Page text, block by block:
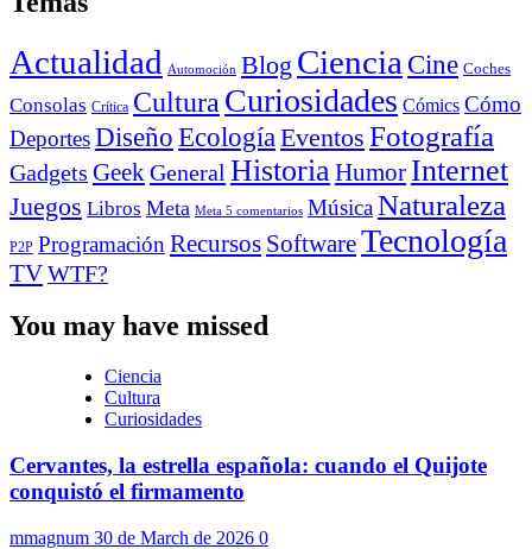
Actualidad Automoción Blog Ciencia Cine Coches
Consolas Crítica Cultura Curiosidades Cómics Cómo
Deportes Diseño Ecología Eventos Fotografía
Gadgets Geek General Historia Humor Internet
Juegos Libros Meta Meta 5 comentarios MúsicaNaturaleza
P2P Programación Recursos SoftwareTecnología
TVWTF?
You may have missed
Ciencia
Cultura
Curiosidades
Cervantes, la estrella española: cuando el Quijote
conquistó el firmamento
mmagnum 30 de March de 2026 0